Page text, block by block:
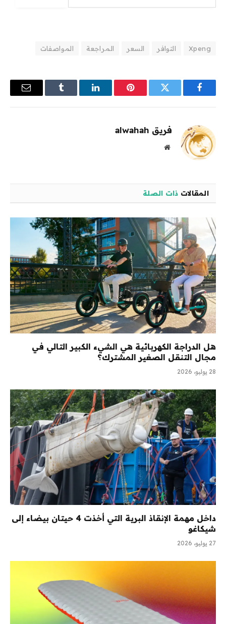
Xpeng التوافر السعر المراجعة المواصفات
فيسبوك تويتر بينتيريستلينكدإن Tumblr
البريد
فريق alwahah
موقع
المقالات ذات الصلة
هل الدراجة الكهربائية هي الشيء الكبير التالي في
مجال التنقل الصغير المشترك؟
28 يوليو، 2026
داخل مهمة الإنقاذ البرية التي أخذت 4 حيتان بيضاء إلى
شيكاغو
27 يوليو، 2026